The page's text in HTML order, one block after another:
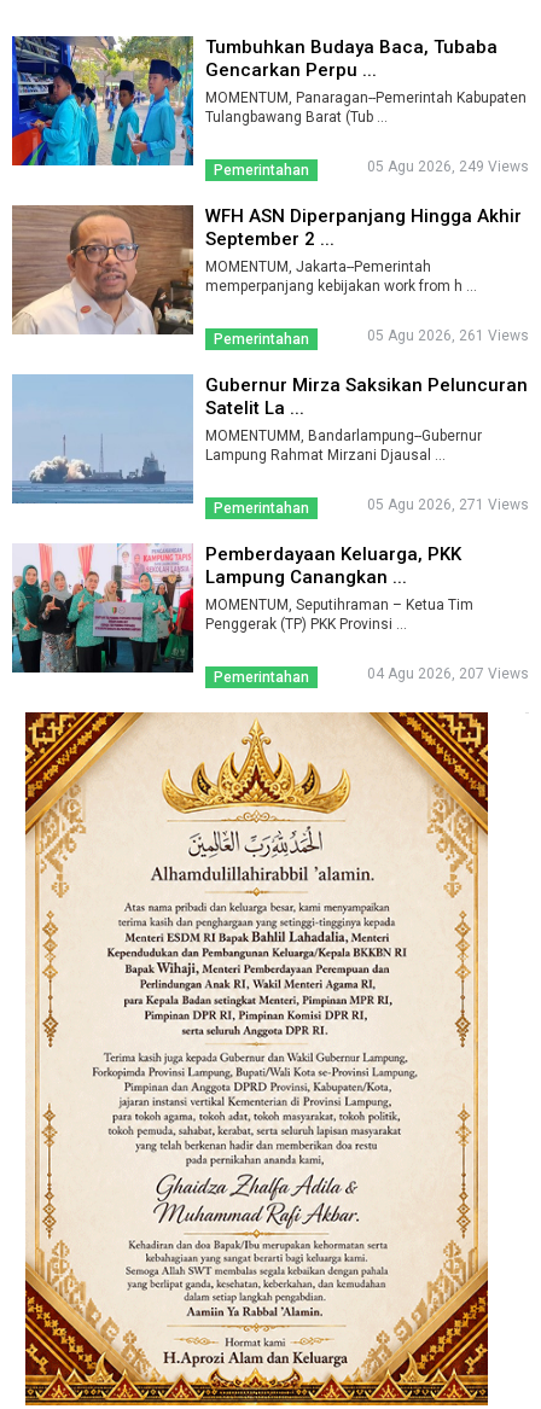
Tumbuhkan Budaya Baca, Tubaba
Gencarkan Perpu ...
MOMENTUM, Panaragan--Pemerintah Kabupaten
Tulangbawang Barat (Tub ...
Pemerintahan 05 Agu 2026, 249 Views
WFH ASN Diperpanjang Hingga Akhir
September 2 ...
MOMENTUM, Jakarta--Pemerintah
memperpanjang kebijakan work from h ...
Pemerintahan 05 Agu 2026, 261 Views
Gubernur Mirza Saksikan Peluncuran
Satelit La ...
MOMENTUMM, Bandarlampung--Gubernur
Lampung Rahmat Mirzani Djausal ...
Pemerintahan 05 Agu 2026, 271 Views
Pemberdayaan Keluarga, PKK
Lampung Canangkan ...
MOMENTUM, Seputihraman – Ketua Tim
Pemerintahan 04 Agu 2026, 207 Views